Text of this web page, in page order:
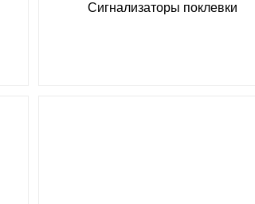
Сигнализаторы поклевки